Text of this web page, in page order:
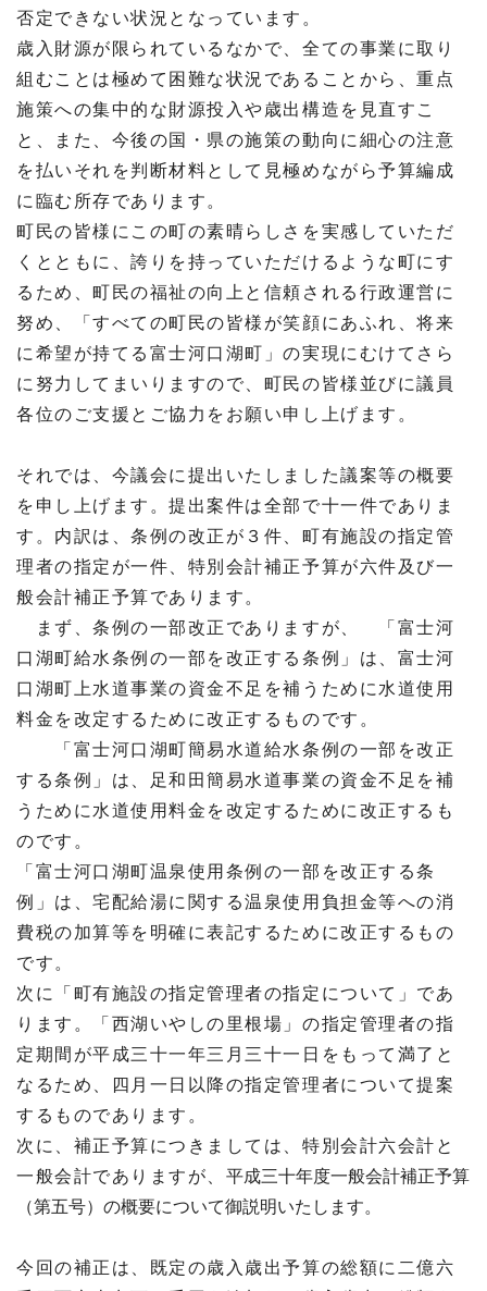
否定できない状況となっています。
歳入財源が限られているなかで、全ての事業に取り
組むことは極めて困難な状況であることから、重点
施策への集中的な財源投入や歳出構造を見直すこ
と、また、今後の国・県の施策の動向に細心の注意
を払いそれを判断材料として見極めながら予算編成
に臨む所存であります。
町民の皆様にこの町の素晴らしさを実感していただ
くとともに、誇りを持っていただけるような町にす
るため、町民の福祉の向上と信頼される行政運営に
努め、「すべての町民の皆様が笑顔にあふれ、将来
に希望が持てる富士河口湖町」の実現にむけてさら
に努力してまいりますので、町民の皆様並びに議員
各位のご支援とご協力をお願い申し上げます。
それでは、今議会に提出いたしました議案等の概要
を申し上げます。提出案件は全部で十一件でありま
す。内訳は、条例の改正が３件、町有施設の指定管
理者の指定が一件、特別会計補正予算が六件及び一
般会計補正予算であります。
まず、条例の一部改正でありますが、 「富士河
口湖町給水条例の一部を改正する条例」は、富士河
口湖町上水道事業の資金不足を補うために水道使用
料金を改定するために改正するものです。
「富士河口湖町簡易水道給水条例の一部を改正
する条例」は、足和田簡易水道事業の資金不足を補
うために水道使用料金を改定するために改正するも
のです。
「富士河口湖町温泉使用条例の一部を改正する条
例」は、宅配給湯に関する温泉使用負担金等への消
費税の加算等を明確に表記するために改正するもの
です。
次に「町有施設の指定管理者の指定について」であ
ります。「西湖いやしの里根場」の指定管理者の指
定期間が平成三十一年三月三十一日をもって満了と
なるため、四月一日以降の指定管理者について提案
するものであります。
次に、補正予算につきましては、特別会計六会計と
一般会計でありますが、 平成三十年度一般会計補正予算
（第五号）の概要について御説明いたします。
今回の補正は、既定の歳入歳出予算の総額に二億六